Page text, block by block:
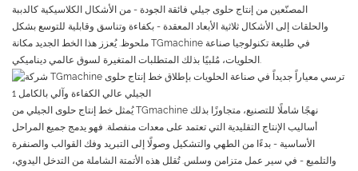
المصنّعين من إنتاج حلوى جيلي فائقة الجودة - من الأشكال الكلاسيكية كالدببة
والحلقات إلى الأشكال ثلاثية الأبعاد المعقدة - بكفاءة وتناسق وقابلية للتوسع بشكل
ملحوظ. يُعزز هذا الخط الجديد مكانة TGmachine في طليعة تكنولوجيا صناعة
الحلويات، مُلبيًا بذلك المتطلبات المتغيرة لسوق عالمي ديناميكي.
يُمثل خط إنتاج حلوى الجيلي من TGmachine نهجًا شاملًا للتصنيع، متجاوزًا بذلك
أساليب الإنتاج التقليدية التي تعتمد على معدات منفصلة. فهو يدمج جميع المراحل
الأساسية - بدءًا من الطهي والتشكيل وصولًا إلى التبريد وفك القوالب والصنفرة
والتلميع - في سير عمل متزامن وسلس. تُقلل هذه الأتمتة الشاملة من التدخل اليدوي،